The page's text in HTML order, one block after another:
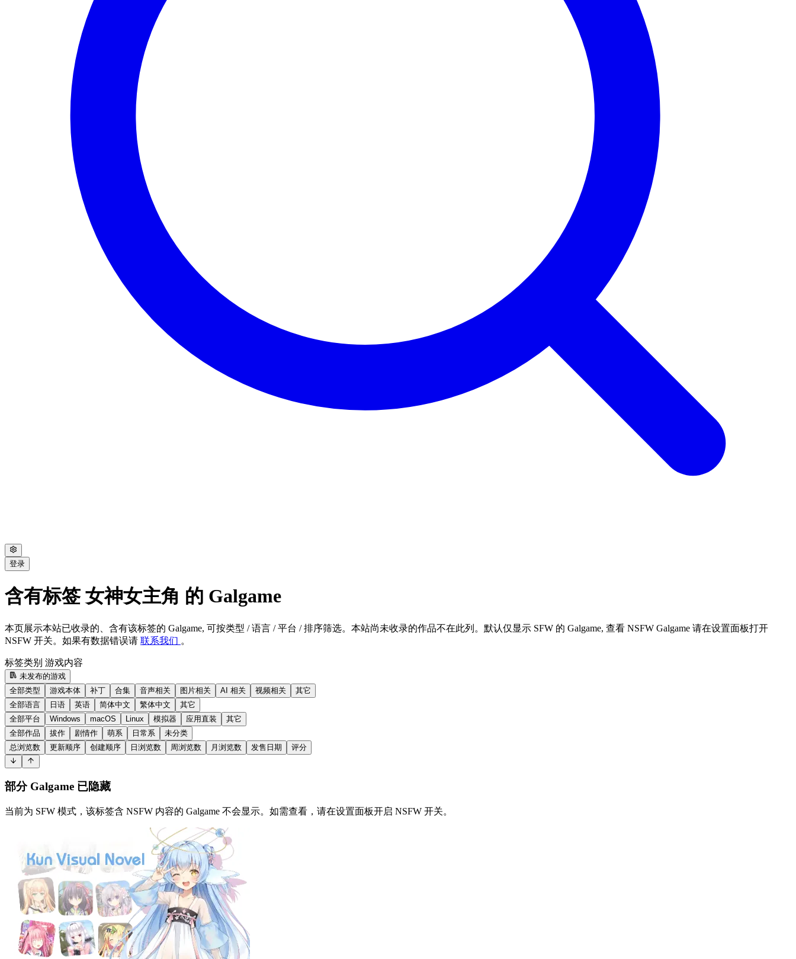
登录
含有标签 女神女主角 的 Galgame
本页展示本站已收录的、含有该标签的 Galgame, 可按类型 / 语言 / 平台 / 排序筛选。本站尚未收录的作品不在此列。默认仅显示 SFW 的 Galgame, 查看 NSFW Galgame 请在设置面板打开
NSFW 开关。如果有数据错误请 联系我们 。
标签类别 游戏内容
未发布的游戏
全部类型
游戏本体 补丁 合集 音声相关 图片相关 AI 相关 视频相关
其它
全部语言
日语 英语 简体中文 繁体中文
其它
全部平台
Windows macOS Linux 模拟器 应用直装
其它
全部作品
拔作 剧情作 萌系 日常系
未分类
总浏览数
更新顺序 创建顺序 日浏览数 周浏览数 月浏览数 发售日期 评分
部分 Galgame 已隐藏
当前为 SFW 模式，该标签含 NSFW 内容的 Galgame 不会显示。如需查看，请在设置面板开启 NSFW 开关。